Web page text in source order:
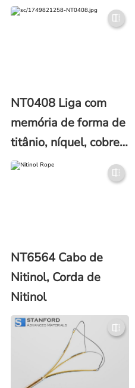
NT0408 Liga com
memória de forma de
titânio, níquel, cobre
e nióbio (liga com
memória de forma de
NT6564 Cabo de
Nitinol, Corda de
Nitinol